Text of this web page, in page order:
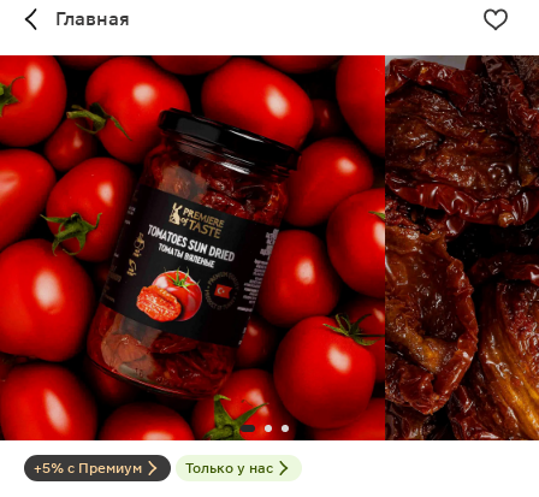
Главная
+5% с Премиум Только у нас